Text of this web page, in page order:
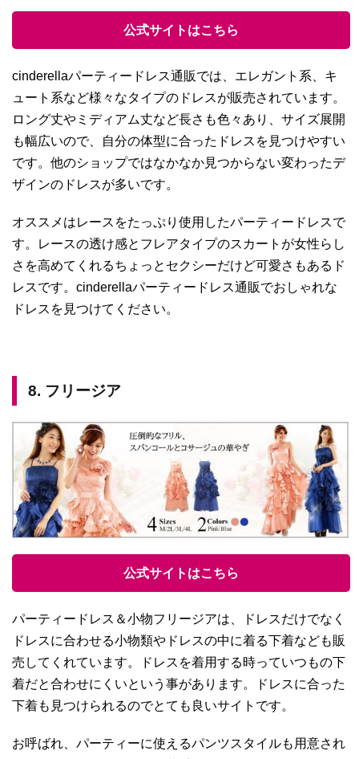
公式サイトはこちら
cinderellaパーティードレス通販では、エレガント系、キ
ュート系など様々なタイプのドレスが販売されています。
ロング丈やミディアム丈など長さも色々あり、サイズ展開
も幅広いので、自分の体型に合ったドレスを見つけやすい
です。他のショップではなかなか見つからない変わったデ
ザインのドレスが多いです。
オススメはレースをたっぷり使用したパーティードレスで
す。レースの透け感とフレアタイプのスカートが女性らし
さを高めてくれるちょっとセクシーだけど可愛さもあるド
レスです。cinderellaパーティードレス通販でおしゃれな
ドレスを見つけてください。
8. フリージア
公式サイトはこちら
パーティードレス＆小物フリージアは、ドレスだけでなく
ドレスに合わせる小物類やドレスの中に着る下着なども販
売してくれています。ドレスを着用する時っていつもの下
着だと合わせにくいという事があります。ドレスに合った
下着も見つけられるのでとても良いサイトです。
お呼ばれ、パーティーに使えるパンツスタイルも用意され